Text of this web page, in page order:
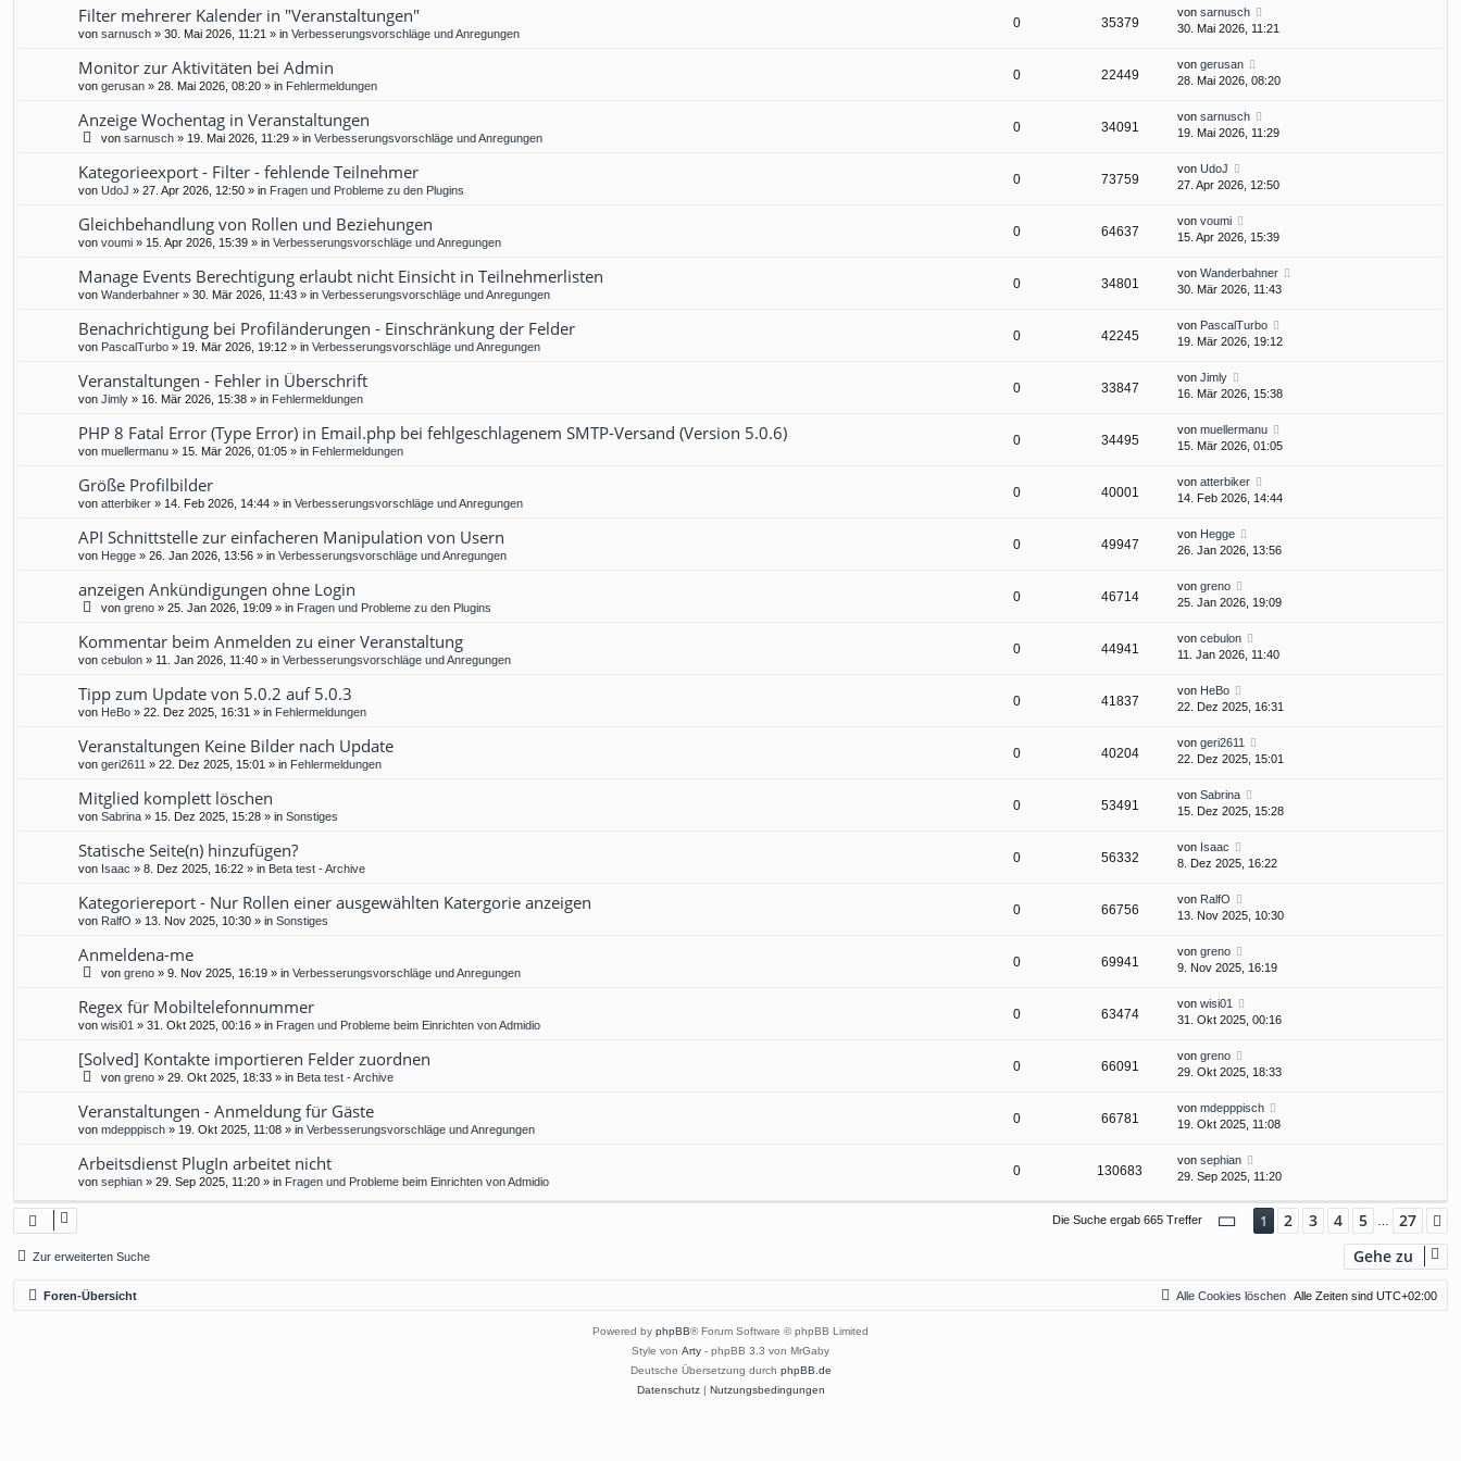
Filter mehrerer Kalender in "Veranstaltungen"
von sarnusch » 30. Mai 2026, 11:21 » in Verbesserungsvorschläge und Anregungen
0 35379
von sarnusch
30. Mai 2026, 11:21
Monitor zur Aktivitäten bei Admin
von gerusan » 28. Mai 2026, 08:20 » in Fehlermeldungen
0 22449
von gerusan
28. Mai 2026, 08:20
Anzeige Wochentag in Veranstaltungen
von sarnusch » 19. Mai 2026, 11:29 » in Verbesserungsvorschläge und Anregungen
0 34091
von sarnusch
19. Mai 2026, 11:29
Kategorieexport - Filter - fehlende Teilnehmer
von UdoJ » 27. Apr 2026, 12:50 » in Fragen und Probleme zu den Plugins
0 73759
von UdoJ
27. Apr 2026, 12:50
Gleichbehandlung von Rollen und Beziehungen
von voumi » 15. Apr 2026, 15:39 » in Verbesserungsvorschläge und Anregungen
0 64637
von voumi
15. Apr 2026, 15:39
Manage Events Berechtigung erlaubt nicht Einsicht in Teilnehmerlisten
von Wanderbahner » 30. Mär 2026, 11:43 » in Verbesserungsvorschläge und Anregungen
0 34801
von Wanderbahner
30. Mär 2026, 11:43
Benachrichtigung bei Profiländerungen - Einschränkung der Felder
von PascalTurbo » 19. Mär 2026, 19:12 » in Verbesserungsvorschläge und Anregungen
0 42245
von PascalTurbo
19. Mär 2026, 19:12
Veranstaltungen - Fehler in Überschrift
von Jimly » 16. Mär 2026, 15:38 » in Fehlermeldungen
0 33847
von Jimly
16. Mär 2026, 15:38
PHP 8 Fatal Error (Type Error) in Email.php bei fehlgeschlagenem SMTP-Versand (Version 5.0.6)
von muellermanu » 15. Mär 2026, 01:05 » in Fehlermeldungen
0 34495
von muellermanu
15. Mär 2026, 01:05
Größe Profilbilder
von atterbiker » 14. Feb 2026, 14:44 » in Verbesserungsvorschläge und Anregungen
0 40001
von atterbiker
14. Feb 2026, 14:44
API Schnittstelle zur einfacheren Manipulation von Usern
von Hegge » 26. Jan 2026, 13:56 » in Verbesserungsvorschläge und Anregungen
0 49947
von Hegge
26. Jan 2026, 13:56
anzeigen Ankündigungen ohne Login
von greno » 25. Jan 2026, 19:09 » in Fragen und Probleme zu den Plugins
0 46714
von greno
25. Jan 2026, 19:09
Kommentar beim Anmelden zu einer Veranstaltung
von cebulon » 11. Jan 2026, 11:40 » in Verbesserungsvorschläge und Anregungen
0 44941
von cebulon
11. Jan 2026, 11:40
Tipp zum Update von 5.0.2 auf 5.0.3
von HeBo » 22. Dez 2025, 16:31 » in Fehlermeldungen
0 41837
von HeBo
22. Dez 2025, 16:31
Veranstaltungen Keine Bilder nach Update
von geri2611 » 22. Dez 2025, 15:01 » in Fehlermeldungen
0 40204
von geri2611
22. Dez 2025, 15:01
Mitglied komplett löschen
von Sabrina » 15. Dez 2025, 15:28 » in Sonstiges
0 53491
von Sabrina
15. Dez 2025, 15:28
Statische Seite(n) hinzufügen?
von Isaac » 8. Dez 2025, 16:22 » in Beta test - Archive
0 56332
von Isaac
8. Dez 2025, 16:22
Kategoriereport - Nur Rollen einer ausgewählten Katergorie anzeigen
von RalfO » 13. Nov 2025, 10:30 » in Sonstiges
0 66756
von RalfO
13. Nov 2025, 10:30
Anmeldena-me
von greno » 9. Nov 2025, 16:19 » in Verbesserungsvorschläge und Anregungen
0 69941
von greno
9. Nov 2025, 16:19
Regex für Mobiltelefonnummer
von wisi01 » 31. Okt 2025, 00:16 » in Fragen und Probleme beim Einrichten von Admidio
0 63474
von wisi01
31. Okt 2025, 00:16
[Solved] Kontakte importieren Felder zuordnen
von greno » 29. Okt 2025, 18:33 » in Beta test - Archive
0 66091
von greno
29. Okt 2025, 18:33
Veranstaltungen - Anmeldung für Gäste
von mdepppisch » 19. Okt 2025, 11:08 » in Verbesserungsvorschläge und Anregungen
0 66781
von mdepppisch
19. Okt 2025, 11:08
Arbeitsdienst PlugIn arbeitet nicht
von sephian » 29. Sep 2025, 11:20 » in Fragen und Probleme beim Einrichten von Admidio
0 130683
von sephian
29. Sep 2025, 11:20
Die Suche ergab 665 Treffer Seite 1von 27
1 2 3 4 5 … 27
Zur erweiterten Suche Gehe zu
Foren-Übersicht Alle Zeiten sind UTC+02:00
Alle Cookies löschen
Powered by phpBB® Forum Software © phpBB Limited
Style von Arty - phpBB 3.3 von MrGaby
Deutsche Übersetzung durch phpBB.de
Datenschutz| Nutzungsbedingungen